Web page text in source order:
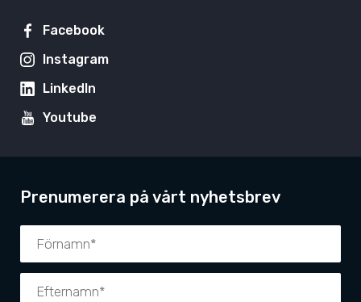
Facebook
Instagram
LinkedIn
Youtube
Prenumerera på vårt nyhetsbrev